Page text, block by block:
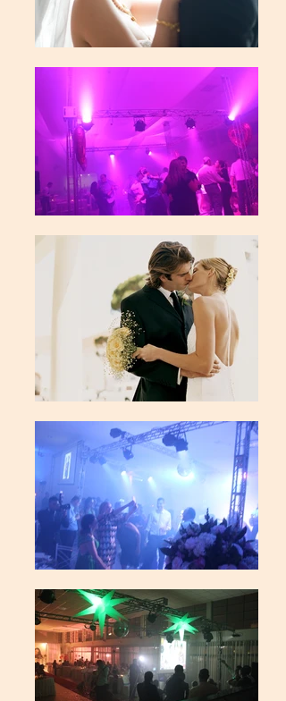
Your 14 days trial has
expired.
The trial's over, but the show must go
on! 🎬 Upgrade now to keep your web
masterpiece in the spotlight.